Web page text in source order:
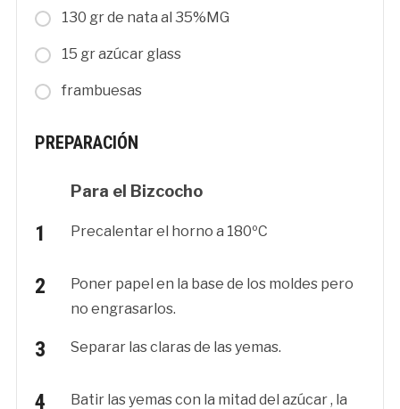
130 gr de nata al 35%MG
15 gr azúcar glass
frambuesas
PREPARACIÓN
Para el Bizcocho
Precalentar el horno a 180ºC
Poner papel en la base de los moldes pero
no engrasarlos.
Separar las claras de las yemas.
Batir las yemas con la mitad del azúcar , la